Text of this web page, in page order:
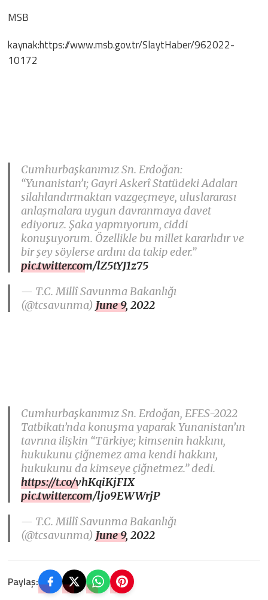
MSB
kaynak:https://www.msb.gov.tr/SlaytHaber/962022-
10172
Cumhurbaşkanımız Sn. Erdoğan:
“Yunanistan’ı; Gayri Askerî Statüdeki Adaları
silahlandırmaktan vazgeçmeye, uluslararası
anlaşmalara uygun davranmaya davet
ediyoruz. Şaka yapmıyorum, ciddi
konuşuyorum. Özellikle bu millet kararlıdır ve
bir şey söylerse ardını da takip eder.”
pic.twitter.com/lZ5tYJ1z75
— T.C. Millî Savunma Bakanlığı
(@tcsavunma)June 9, 2022
Cumhurbaşkanımız Sn. Erdoğan, EFES-2022
Tatbikatı’nda konuşma yaparak Yunanistan’ın
tavrına ilişkin “Türkiye; kimsenin hakkını,
hukukunu çiğnemez ama kendi hakkını,
hukukunu da kimseye çiğnetmez.” dedi.
https://t.co/vhKqiKjFIX
pic.twitter.com/ljo9EWWrjP
— T.C. Millî Savunma Bakanlığı
(@tcsavunma)June 9, 2022
Paylaş: